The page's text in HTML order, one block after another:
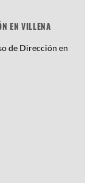
EN VILLENA
de Dirección en